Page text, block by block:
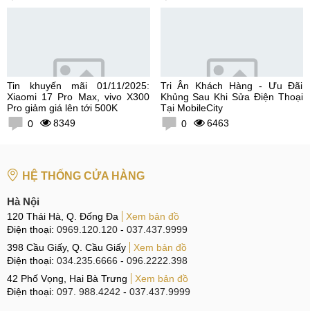
Tin khuyến mãi 01/11/2025:
Xiaomi 17 Pro Max, vivo X300
Pro giảm giá lên tới 500K
0
8349
Tri Ân Khách Hàng - Ưu Đãi
Khủng Sau Khi Sửa Điện Thoại
Tại MobileCity
0
6463
HỆ THỐNG CỬA HÀNG
Hà Nội
120 Thái Hà, Q. Đống Đa
Xem bản đồ
Điện thoại: 0969.120.120 - 037.437.9999
398 Cầu Giấy, Q. Cầu Giấy
Xem bản đồ
Điện thoại: 034.235.6666 - 096.2222.398
42 Phố Vọng, Hai Bà Trưng
Xem bản đồ
Điện thoại: 097. 988.4242 - 037.437.9999